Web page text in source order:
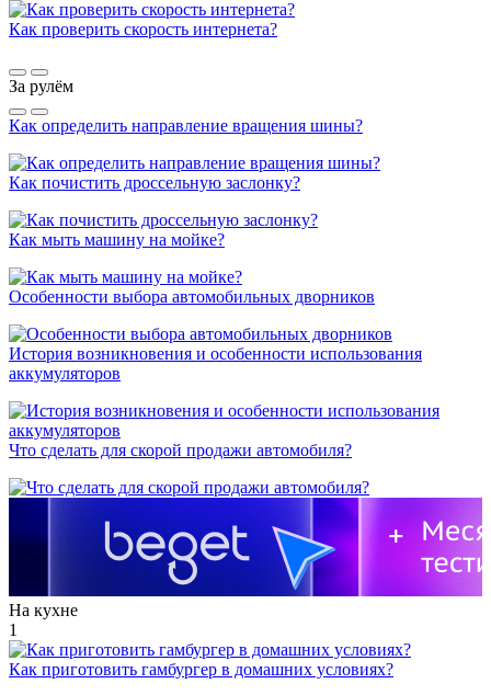
Как проверить скорость интернета?
За рулём
Как определить направление вращения шины?
Как почистить дроссельную заслонку?
Как мыть машину на мойке?
Особенности выбора автомобильных дворников
История возникновения и особенности использования
аккумуляторов
Что сделать для скорой продажи автомобиля?
На кухне
1
Как приготовить гамбургер в домашних условиях?